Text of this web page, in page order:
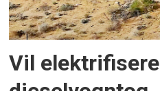
Vil elektrifisere